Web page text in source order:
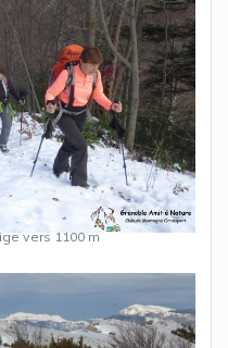
vers 1100 m